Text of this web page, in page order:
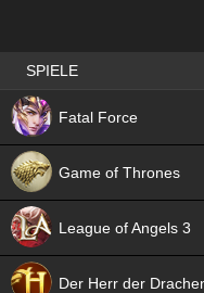
Best RPG games in Germany
SPIELE
Fatal Force
Game of Thrones
League of Angels 3
Der Herr der